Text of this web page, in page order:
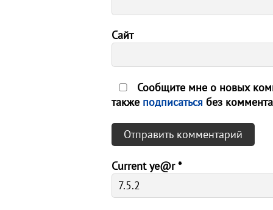
Сайт
Сообщите мне о новых
также подписаться без
Current ye@r*